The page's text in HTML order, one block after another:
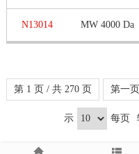
N13014 MW 4000 Da
第 1 页 / 共 270 页 第一页
示 每页